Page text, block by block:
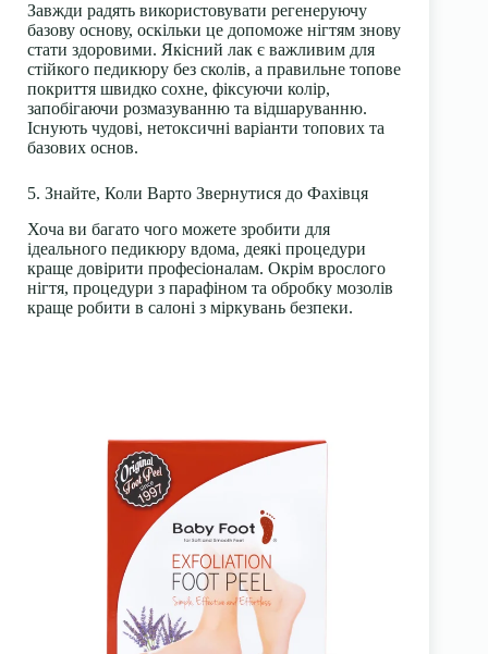
Завжди радять використовувати регенеруючу
базову основу, оскільки це допоможе нігтям знову
стати здоровими. Якісний лак є важливим для
стійкого педикюру без сколів, а правильне топове
покриття швидко сохне, фіксуючи колір,
запобігаючи розмазуванню та відшаруванню.
Існують чудові, нетоксичні варіанти топових та
базових основ.
5. Знайте, Коли Варто Звернутися до Фахівця
Хоча ви багато чого можете зробити для
ідеального педикюру вдома, деякі процедури
краще довірити професіоналам. Окрім врослого
нігтя, процедури з парафіном та обробку мозолів
краще робити в салоні з міркувань безпеки.